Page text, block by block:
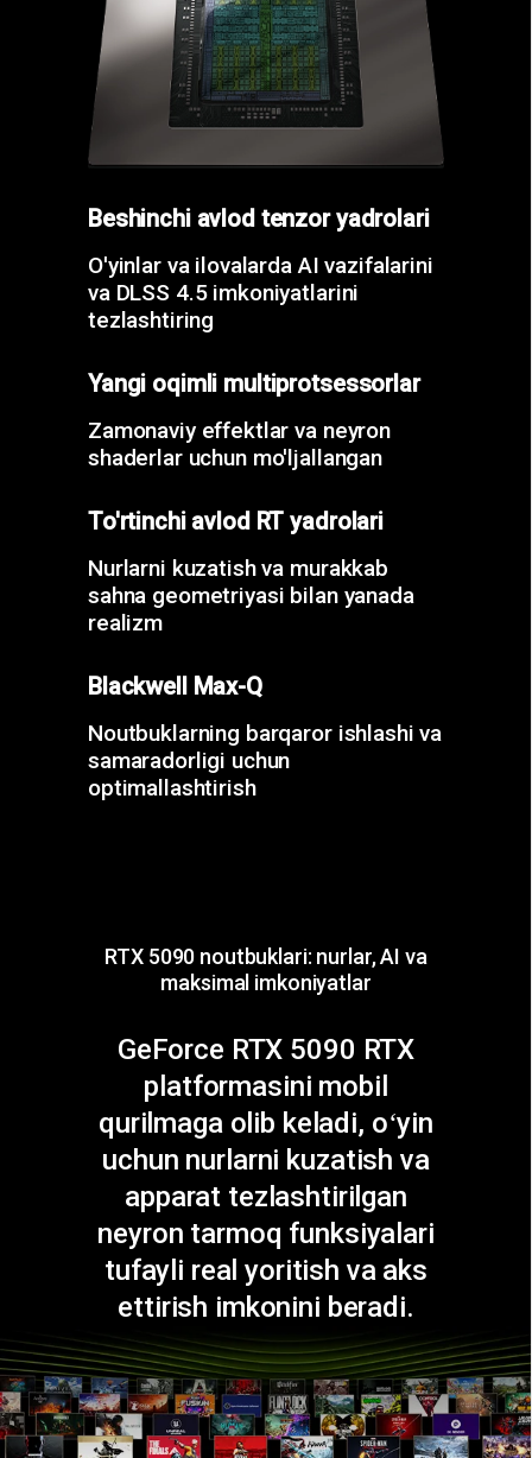
Beshinchi avlod tenzor yadrolari
O'yinlar va ilovalarda AI vazifalarini
va DLSS 4.5 imkoniyatlarini
tezlashtiring
Yangi oqimli multiprotsessorlar
Zamonaviy effektlar va neyron
shaderlar uchun mo'ljallangan
To'rtinchi avlod RT yadrolari
Nurlarni kuzatish va murakkab
sahna geometriyasi bilan yanada
realizm
Blackwell Max-Q
Noutbuklarning barqaror ishlashi va
samaradorligi uchun
optimallashtirish
RTX 5090 noutbuklari: nurlar, AI va
maksimal imkoniyatlar
GeForce RTX 5090 RTX
platformasini mobil
qurilmaga olib keladi, oʻyin
uchun nurlarni kuzatish va
apparat tezlashtirilgan
neyron tarmoq funksiyalari
tufayli real yoritish va aks
ettirish imkonini beradi.